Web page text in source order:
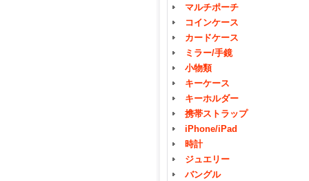
マルチポーチ
コインケース
カードケース
ミラー/手鏡
小物類
キーケース
キーホルダー
携帯ストラップ
iPhone/iPad
時計
ジュエリー
バングル